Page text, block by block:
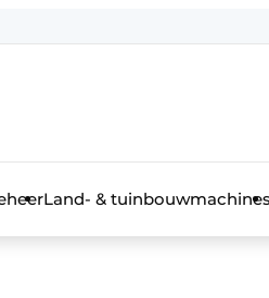
Land- & tuinbouwmachines